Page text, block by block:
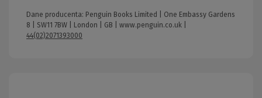
Dane producenta: Penguin Books Limited | One Embassy Gardens
8 | SW11 7BW | London | GB | www.penguin.co.uk
44(02)2071393000